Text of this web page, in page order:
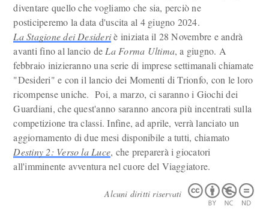
diventare quello che vogliamo che sia, perciò ne
posticiperemo la data d'uscita al 4 giugno 2024.
La Stagione dei Desideriè iniziata il 28 Novembre e andrà
avanti fino al lancio de La Forma Ultima, a giugno. A
febbraio inizieranno una serie di imprese settimanali chiamate
"Desideri" e con il lancio dei Momenti di Trionfo, con le loro
ricompense uniche. Poi, a marzo, ci saranno i Giochi dei
Guardiani, che quest'anno saranno ancora più incentrati sulla
competizione tra classi. Infine, ad aprile, verrà lanciato un
aggiornamento di due mesi disponibile a tutti, chiamato
Destiny 2: Verso la Luce, che preparerà i giocatori
all'imminente avventura nel cuore del Viaggiatore.
Alcuni diritti riservati